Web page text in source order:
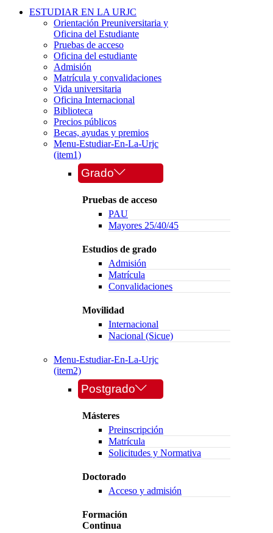
ESTUDIAR EN LA URJC
Orientación Preuniversitaria y
Oficina del Estudiante
Pruebas de acceso
Oficina del estudiante
Admisión
Matrícula y convalidaciones
Vida universitaria
Oficina Internacional
Biblioteca
Precios públicos
Becas, ayudas y premios
Menu-Estudiar-En-La-Urjc
(item1)
Grado
Pruebas de acceso
PAU
Mayores 25/40/45
Estudios de grado
Admisión
Matrícula
Convalidaciones
Movilidad
Internacional
Nacional (Sicue)
Menu-Estudiar-En-La-Urjc
(item2)
Postgrado
Másteres
Preinscripción
Matrícula
Solicitudes y Normativa
Doctorado
Acceso y admisión
Formación
Continua